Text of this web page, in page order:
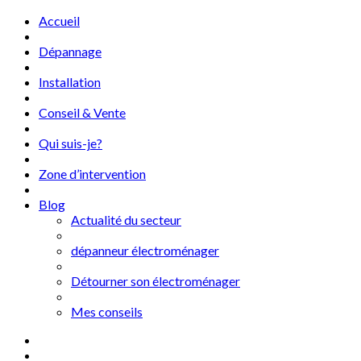
Accueil
Dépannage
Installation
Conseil & Vente
Qui suis-je?
Zone d’intervention
Blog
Actualité du secteur
dépanneur électroménager
Détourner son électroménager
Mes conseils